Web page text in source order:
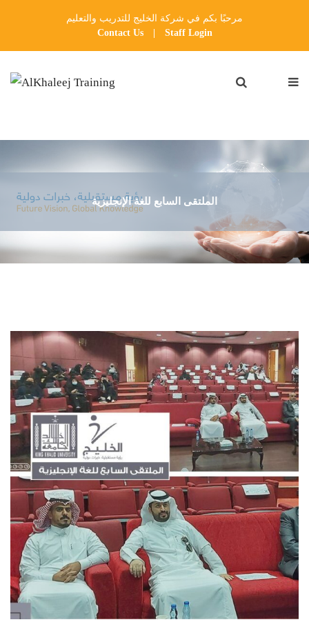
مرحبًا بكم في شركة الخليج للتدريب والتعليم
Contact Us
Staff Login
الملتقى السابع للغة الإنجليزية